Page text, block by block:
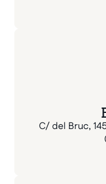
C/ del Bruc,